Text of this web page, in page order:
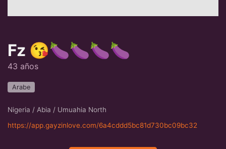
Fz 😘🍆🍆🍆🍆
43 años
Arabe
Nigeria / Abia / Umuahia North
https://app.gayzinlove.com/6a4cddd5bc81d730bc09bc32